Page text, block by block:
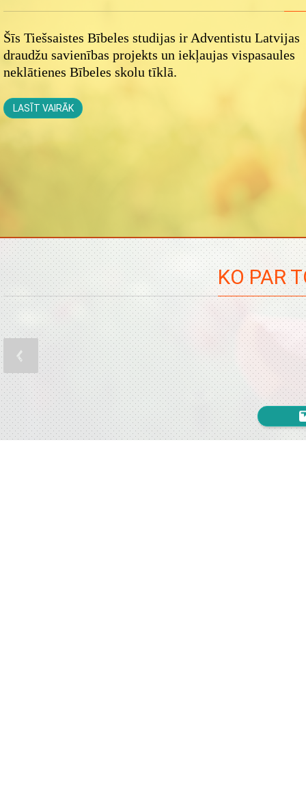
Šīs Tiešsaistes Bībeles studijas ir Adventistu Latvijas
draudžu savienības projekts un iekļaujas vispasaules
neklātienes Bībeles skolu tīklā.
LASĪT VAIRĀK
KO PAR
Uzmundriniet cits citu,